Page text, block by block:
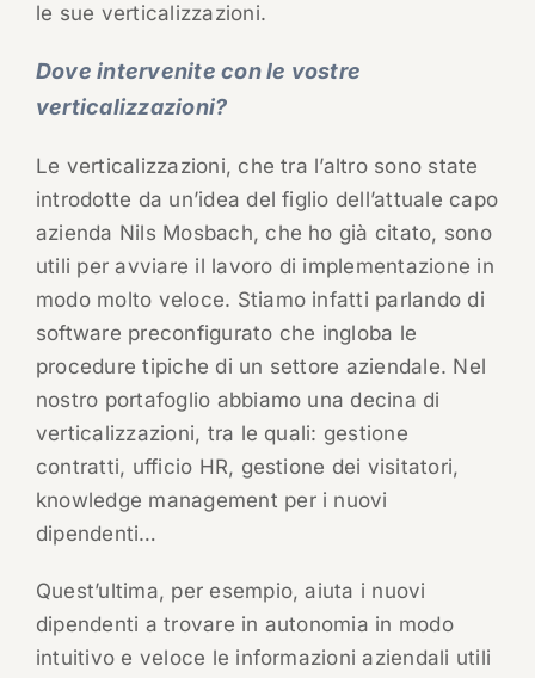
le sue verticalizzazioni.
Dove intervenite con le vostre
verticalizzazioni?
Le verticalizzazioni, che tra l’altro sono state
introdotte da un’idea del figlio dell’attuale capo
azienda Nils Mosbach, che ho già citato, sono
utili per avviare il lavoro di implementazione in
modo molto veloce. Stiamo infatti parlando di
software preconfigurato che ingloba le
procedure tipiche di un settore aziendale. Nel
nostro portafoglio abbiamo una decina di
verticalizzazioni, tra le quali: gestione
contratti, ufficio HR, gestione dei visitatori,
knowledge management per i nuovi
dipendenti…
Quest’ultima, per esempio, aiuta i nuovi
dipendenti a trovare in autonomia in modo
intuitivo e veloce le informazioni aziendali utili